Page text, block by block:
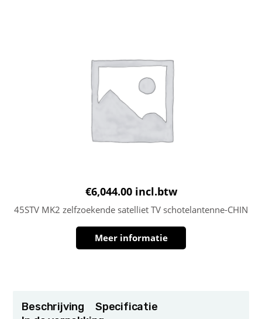
€6,044.00 incl.btw
45STV MK2 zelfzoekende satelliet TV schotelantenne-CHIN
Meer informatie
Beschrijving
Specificatie